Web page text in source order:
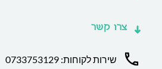
צרו קשר
שירות לקוחות: 0733753129